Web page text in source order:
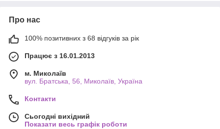
Про нас
100% позитивних з 68 відгуків за рік
Працює з 16.01.2013
м. Миколаїв
вул. Братська, 56, Миколаїв, Україна
Контакти
Сьогодні вихідний
Показати весь графік роботи